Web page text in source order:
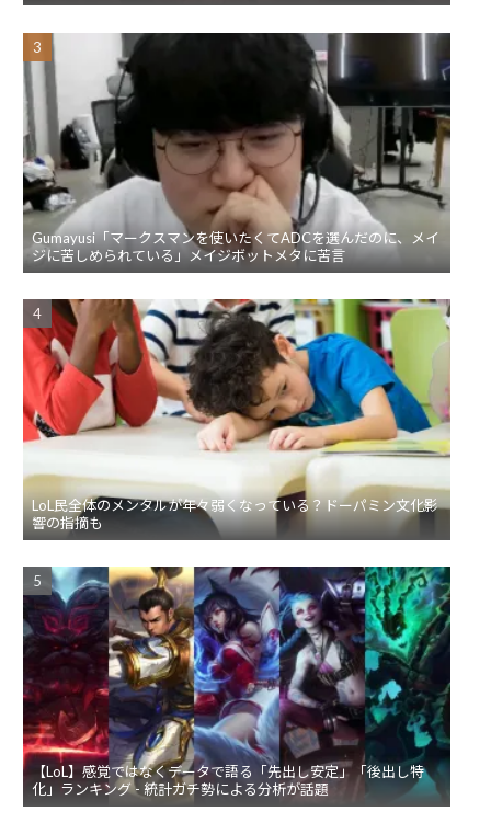
Gumayusi「マークスマンを使いたくてADCを選んだのに、メイ
ジに苦しめられている」メイジボットメタに苦言
LoL民全体のメンタルが年々弱くなっている？ドーパミン文化影
響の指摘も
【LoL】感覚ではなくデータで語る「先出し安定」「後出し特
化」ランキング - 統計ガチ勢による分析が話題